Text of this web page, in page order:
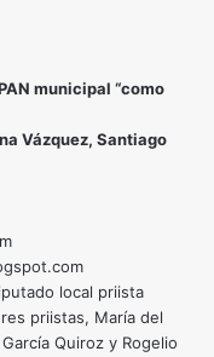
municipal “como
Vázquez, Santiago
local priista
priistas, María del
Quiroz y Rogelio